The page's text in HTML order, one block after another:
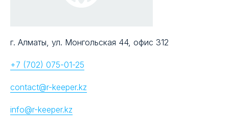
г. Алматы, ул. Монгольская 44, офис 312
+7 (702) 075-01-25
contact@r-keeper.kz
info@r-keeper.kz